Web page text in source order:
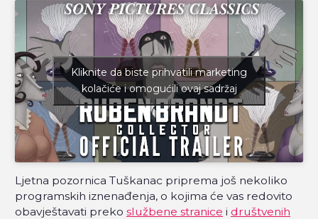
Kliknite da biste prihvatili marketing
kolačiće i omogućili ovaj sadržaj
Ljetna pozornica Tuškanac priprema još nekoliko
programskih iznenađenja, o kojima će vas redovito
obavještavati preko službene stranice i društvenih